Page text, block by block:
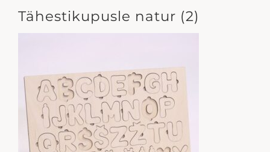
Tähestikupusle natur (2)